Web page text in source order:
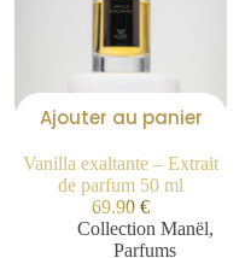
Ajouter au panier
Vanilla exaltante – Extrait
de parfum 50 ml
69.90€
Collection Manël,
Parfums